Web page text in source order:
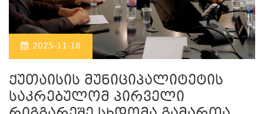
2025-11-18
ქუთაისის მუნიციპალიტეტის
საკრებულომ პირველი